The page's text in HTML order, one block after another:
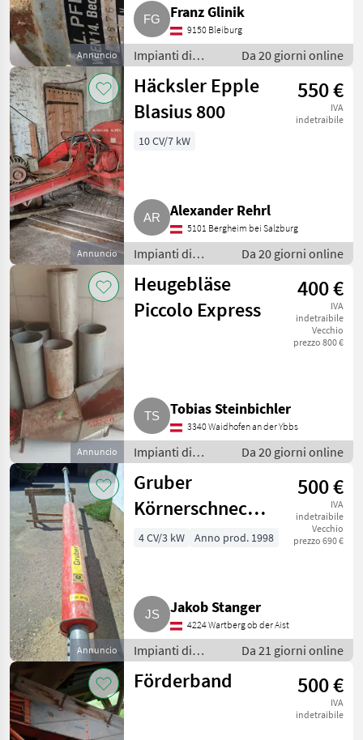
Annuncio
Franz Glinik
9150 Bleiburg
Impianti di
movimentazione
e trasporto /
Soffiatori
Da 20 giorni online
Annuncio
Häcksler Epple
Blasius 800
550 €
IVA
indetraibile
10 CV/7 kW
Alexander Rehrl
5101 Bergheim bei Salzburg
Impianti di
movimentazione
e trasporto /
Soffiatori
Da 20 giorni online
Annuncio
Heugebläse
Piccolo Express
400 €
IVA
indetraibile
Vecchio
prezzo 800 €
Tobias Steinbichler
3340 Waidhofen an der Ybbs
Impianti di
movimentazione
e trasporto /
Soffiatori
Da 20 giorni online
Annuncio
Gruber
Körnerschnecke,
Getreideschnecke,
500 €
IVA
indetraibile
Vecchio
prezzo 690 €
4 CV/3 kW Anno prod. 1998
Jakob Stanger
4224 Wartberg ob der Aist
Impianti di
movimentazione
e trasporto /
Da 21 giorni online
Förderband 500 €
IVA
indetraibile